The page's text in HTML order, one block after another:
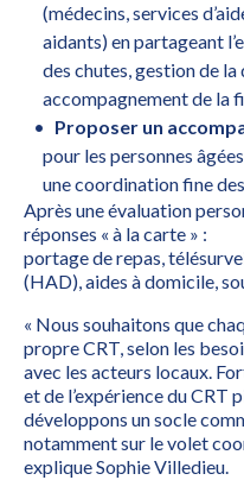
(médecins, services
aidants) en partageant
des chutes, gestion de
accompagnement de la
Proposer un
pour les personnes
une coordination fine
Après une évaluation
réponses « à la carte » :
portage de repas,
(HAD), aides à domicile,
« Nous souhaitons que
propre CRT, selon les
avec les acteurs locaux.
et de l’expérience du CRT
développons un socle
notamment sur le volet
explique Sophie Villedieu.